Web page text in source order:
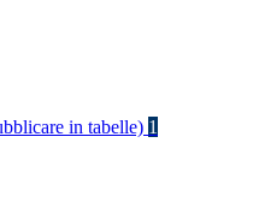
in tabelle) 1